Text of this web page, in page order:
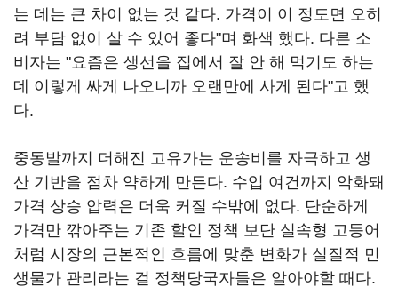
는 데는 큰 차이 없는 것 같다. 가격이 이 정도면 오히
려 부담 없이 살 수 있어 좋다"며 화색 했다. 다른 소
비자는 "요즘은 생선을 집에서 잘 안 해 먹기도 하는
데 이렇게 싸게 나오니까 오랜만에 사게 된다"고 했
다.
중동발까지 더해진 고유가는 운송비를 자극하고 생
산 기반을 점차 약하게 만든다. 수입 여건까지 악화돼
가격 상승 압력은 더욱 커질 수밖에 없다. 단순하게
가격만 깎아주는 기존 할인 정책 보단 실속형 고등어
처럼 시장의 근본적인 흐름에 맞춘 변화가 실질적 민
생물가 관리라는 걸 정책당국자들은 알아야할 때다.